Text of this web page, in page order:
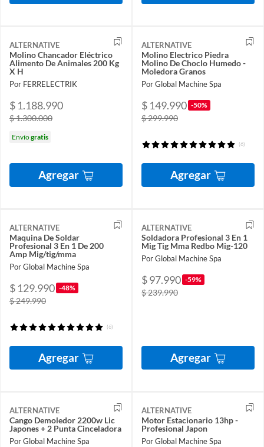
ALTERNATIVE
Molino Chancador Eléctrico
Alimento De Animales 200 Kg
X H
Por FERRELECTRIK
$ 1.188.990
$ 1.300.000
Envíogratis
Agregar
ALTERNATIVE
Molino Electrico Piedra
Molino De Choclo Humedo -
Moledora Granos
Por Global Machine Spa
$ 149.990 -50%
$ 299.990
(6)
Agregar
ALTERNATIVE
Maquina De Soldar
Profesional 3 En 1 De 200
Amp Mig/tig/mma
Por Global Machine Spa
$ 129.990 -48%
$ 249.990
(6)
Agregar
ALTERNATIVE
Soldadora Profesional 3 En 1
Mig Tig Mma Redbo Mig-120
Por Global Machine Spa
$ 97.990 -59%
$ 239.990
Agregar
ALTERNATIVE
Cango Demoledor 2200w Lic
Japones + 2 Punta Cinceladora
Por Global Machine Spa
ALTERNATIVE
Motor Estacionario 13hp -
Profesional Japon
Por Global Machine Spa